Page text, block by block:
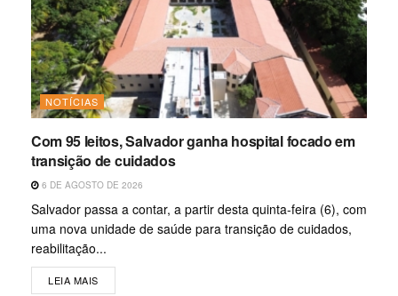
NOTÍCIAS
Com 95 leitos, Salvador ganha hospital focado em
transição de cuidados
6 DE AGOSTO DE 2026
Salvador passa a contar, a partir desta quinta-feira (6), com
uma nova unidade de saúde para transição de cuidados,
reabilitação...
LEIA MAIS